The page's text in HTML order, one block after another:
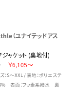
（ユナイテッドアス
ャケット (裏地付)
￥6,105～
：S～XXL / 表地：ポリエステ
表面：フッ素系撥水 裏